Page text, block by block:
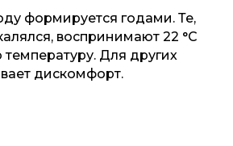
формируется годами. Те,
воспринимают 22 °C
Для других
дискомфорт.